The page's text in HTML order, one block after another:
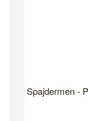
Spajdermen -